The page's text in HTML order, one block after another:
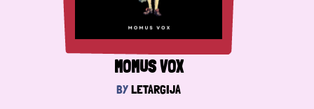
MOMUS VOX
BYLETARGIJA